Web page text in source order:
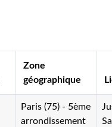
Zone
géographique
Paris (75) - 5ème
arrondissement